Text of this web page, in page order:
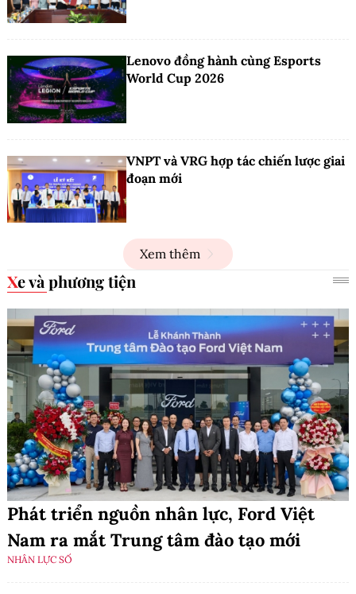
Lenovo đồng hành cùng Esports
World Cup 2026
VNPT và VRG hợp tác chiến lược giai
đoạn mới
Xem thêm
Xe và phương tiện
Phát triển nguồn nhân lực, Ford Việt
Nam ra mắt Trung tâm đào tạo mới
NHÂN LỰC SỐ